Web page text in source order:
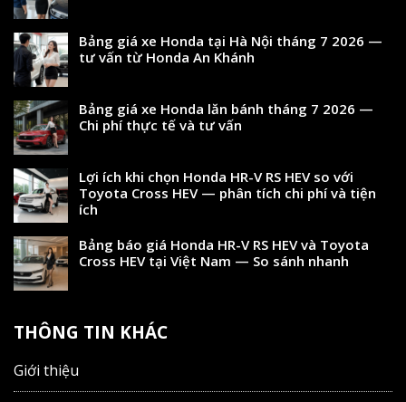
Bảng giá xe Honda tại Hà Nội tháng 7 2026 —
tư vấn từ Honda An Khánh
Bảng giá xe Honda lăn bánh tháng 7 2026 —
Chi phí thực tế và tư vấn
Lợi ích khi chọn Honda HR-V RS HEV so với
Toyota Cross HEV — phân tích chi phí và tiện
ích
Bảng báo giá Honda HR-V RS HEV và Toyota
Cross HEV tại Việt Nam — So sánh nhanh
THÔNG TIN KHÁC
Giới thiệu